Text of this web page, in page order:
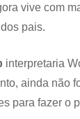
vive com
pais.
interpretaria
ainda não
para fazer o